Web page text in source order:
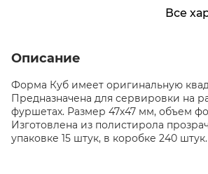
Все
Описание
Форма Куб имеет оригинальную
Предназначена для сервировки на
фуршетах. Размер 47х47 мм, объем
Изготовлена из полистирола
упаковке 15 штук, в коробке 240 штук.